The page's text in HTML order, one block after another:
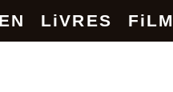
LiVRES FiLM